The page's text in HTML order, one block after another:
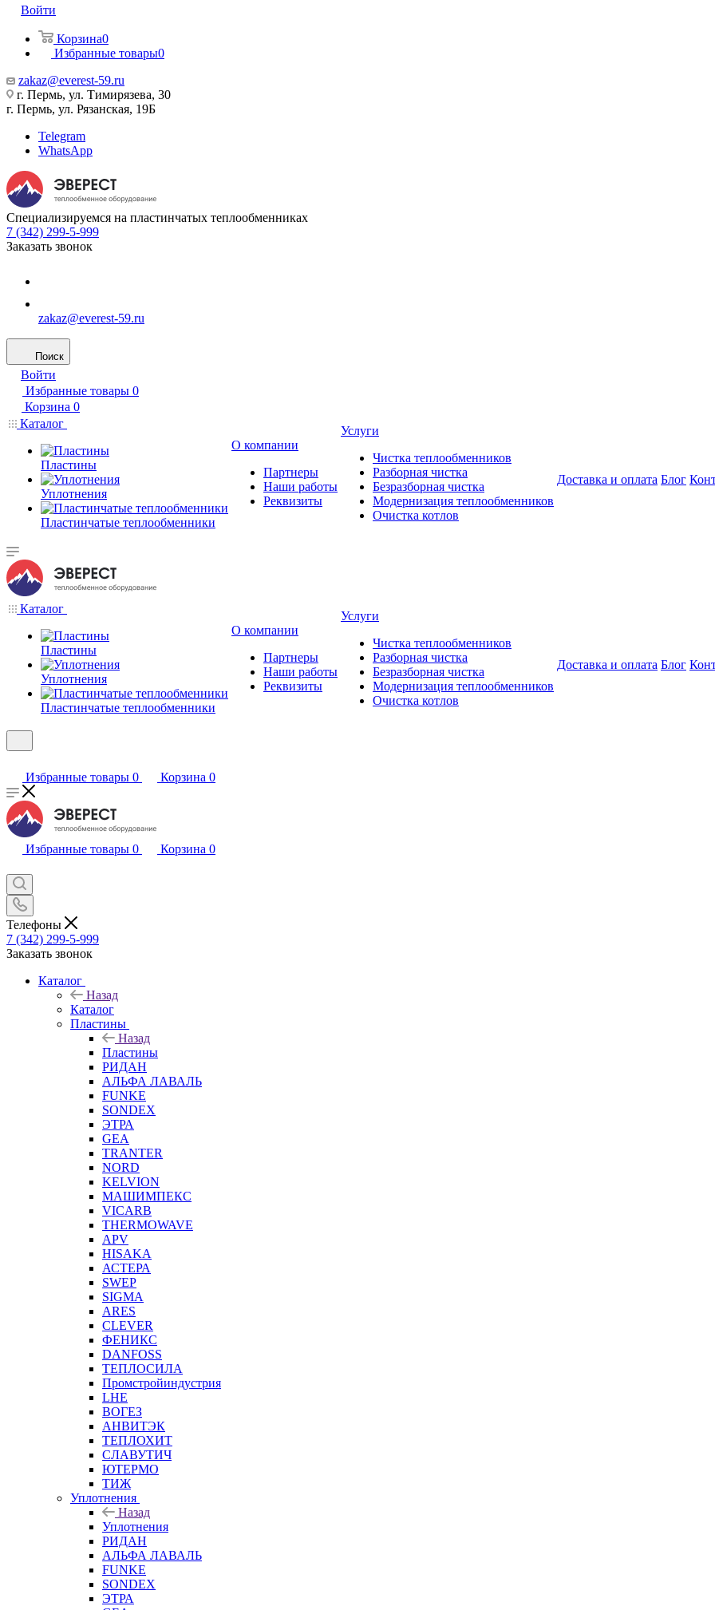
Войти
Корзина0
Избранные товары0
zakaz@everest-59.ru
г. Пермь, ул. Тимирязева, 30
г. Пермь, ул. Рязанская, 19Б
Telegram
WhatsApp
Специализируемся на пластинчатых теплообменниках
7 (342) 299-5-999
Заказать звонок
zakaz@everest-59.ru
Поиск
Войти
Избранные товары 0
Корзина 0
Каталог
Пластины
Уплотнения
Пластинчатые теплообменники
О компании
Партнеры
Наши работы
Реквизиты
Услуги
Чистка теплообменников
Разборная чистка
Безразборная чистка
Модернизация теплообменников
Очистка котлов
Доставка и оплата Блог
Каталог
Пластины
Уплотнения
Пластинчатые теплообменники
О компании
Партнеры
Наши работы
Реквизиты
Услуги
Чистка теплообменников
Разборная чистка
Безразборная чистка
Модернизация теплообменников
Очистка котлов
Доставка и оплата Блог
Избранные товары 0 Корзина 0
Избранные товары 0 Корзина 0
Телефоны
7 (342) 299-5-999
Заказать звонок
Каталог
Назад
Каталог
Пластины
Назад
Пластины
РИДАН
АЛЬФА ЛАВАЛЬ
FUNKE
SONDEX
ЭТРА
GEA
TRANTER
NORD
KELVION
МАШИМПЕКС
VICARB
THERMOWAVE
APV
HISAKA
АСТЕРА
SWEP
SIGMA
ARES
CLEVER
ФЕНИКС
DANFOSS
ТЕПЛОСИЛА
Промстройиндустрия
LHE
ВОГЕЗ
АНВИТЭК
ТЕПЛОХИТ
СЛАВУТИЧ
ЮТЕРМО
ТИЖ
Уплотнения
Назад
Уплотнения
РИДАН
АЛЬФА ЛАВАЛЬ
FUNKE
SONDEX
ЭТРА